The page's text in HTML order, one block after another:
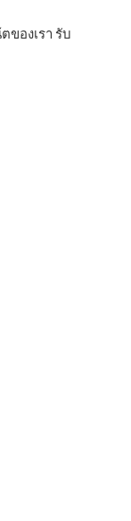
องเรา รับ